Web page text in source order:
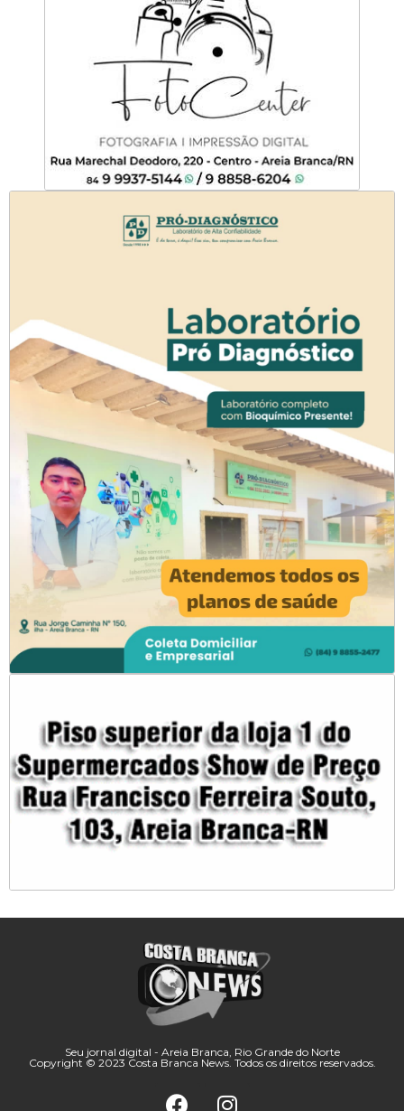
Seu jornal digital - Areia Branca, Rio Grande do Norte
Copyright © 2023 Costa Branca News. Todos os direitos reservados.